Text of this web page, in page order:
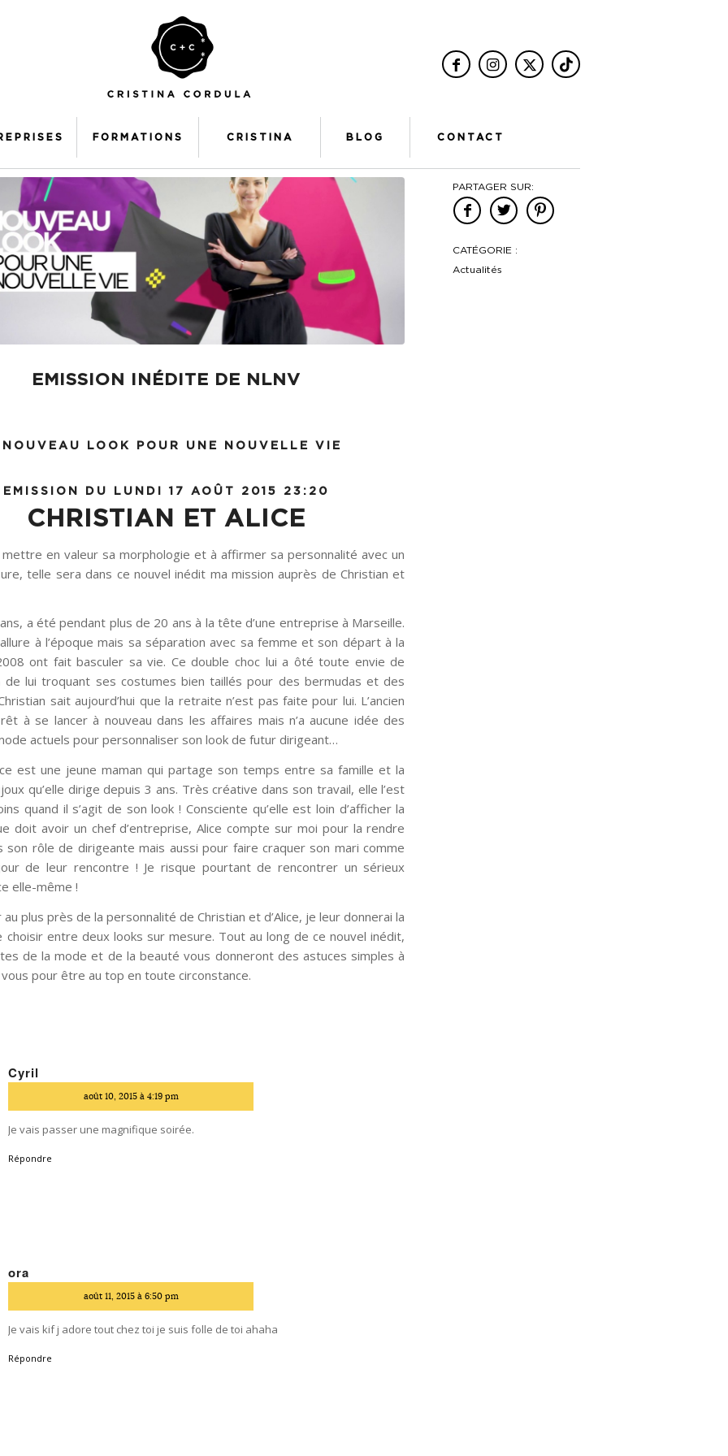
FORMATIONS CRISTINA BLOG CONTACT
EMISSION INÉDITE DE NLNV
EMISSION DU LUNDI 17 AOÛT 2015 23:20
CHRISTIAN ET ALICE
en valeur sa morphologie et à affirmer sa personnalité avec un
telle sera dans ce nouvel inédit ma mission auprès de Christian et
a été pendant plus de 20 ans à la tête d’une entreprise à Marseille.
à l’époque mais sa séparation avec sa femme et son départ à la
ont fait basculer sa vie. Ce double choc lui a ôté toute envie de
de lui troquant ses costumes bien taillés pour des bermudas et des
sait aujourd’hui que la retraite n’est pas faite pour lui. L’ancien
à se lancer à nouveau dans les affaires mais n’a aucune idée des
actuels pour personnaliser son look de futur dirigeant…
est une jeune maman qui partage son temps entre sa famille et la
qu’elle dirige depuis 3 ans. Très créative dans son travail, elle l’est
quand il s’agit de son look ! Consciente qu’elle est loin d’afficher la
doit avoir un chef d’entreprise, Alice compte sur moi pour la rendre
son rôle de dirigeante mais aussi pour faire craquer son mari comme
de leur rencontre ! Je risque pourtant de rencontrer un sérieux
elle-même !
plus près de la personnalité de Christian et d’Alice, je leur donnerai la
choisir entre deux looks sur mesure. Tout au long de ce nouvel inédit,
de la mode et de la beauté vous donneront des astuces simples à
pour être au top en toute circonstance.
Cyril
août 10, 2015 à 4:19 pm
Je vais passer une magnifique soirée.
Répondre
ora
août 11, 2015 à 6:50 pm
Je vais kif j adore tout chez toi je suis folle de toi ahaha
Répondre
PARTAGER SUR:
CATÉGORIE :
Actualités